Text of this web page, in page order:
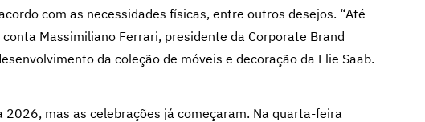
com as necessidades físicas, entre outros desejos. “Até
Massimiliano Ferrari, presidente da Corporate Brand
da coleção de móveis e decoração da Elie Saab.
mas as celebrações já começaram. Na quarta-feira